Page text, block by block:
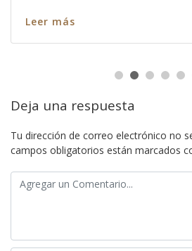
Leer más
Deja una respuesta
Tu dirección de correo electrónico no
campos obligatorios están marcados